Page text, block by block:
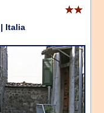
Italia